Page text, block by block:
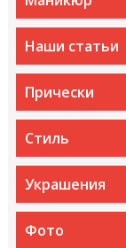
Наши статьи
Прически
Стиль
Украшения
Фото